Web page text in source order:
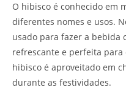
O hibisco é conhecido em
diferentes nomes e usos.
usado para fazer a bebida
refrescante e perfeita para
hibisco é aproveitado em
durante as festividades.